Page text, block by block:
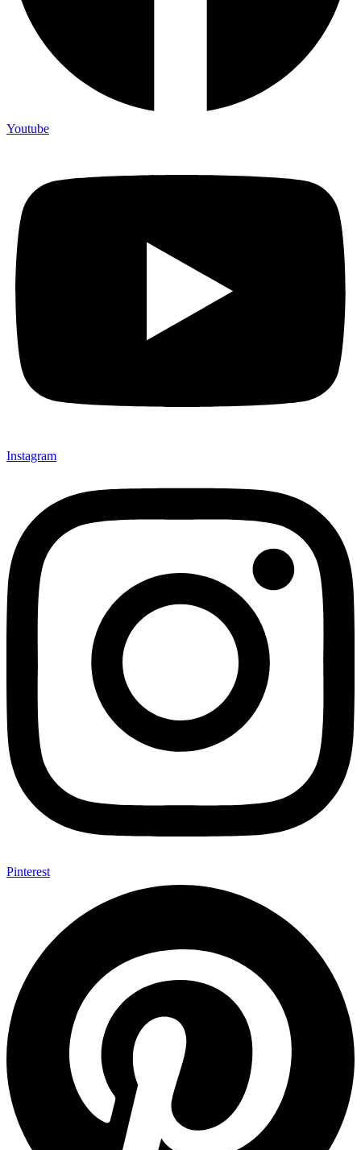
Youtube
Instagram
Pinterest